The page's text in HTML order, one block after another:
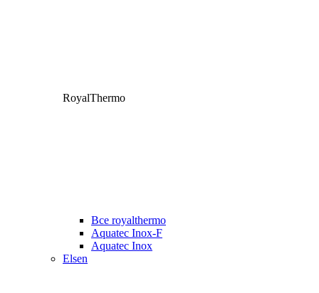
RoyalThermo
Все royalthermo
Aquatec Inox-F
Aquatec Inox
Elsen